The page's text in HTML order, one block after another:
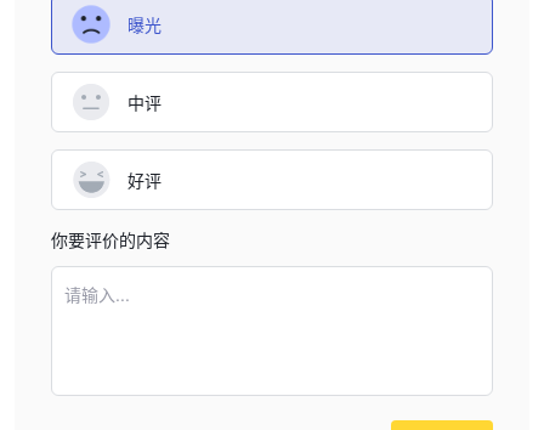
曝光
中评
好评
你要评价的内容
请输入...